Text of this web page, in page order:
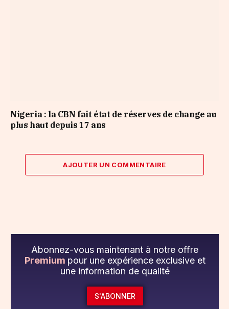
Nigeria : la CBN fait état de réserves de change au
plus haut depuis 17 ans
AJOUTER UN COMMENTAIRE
Abonnez-vous maintenant à notre offre
Premium pour une expérience exclusive et
une information de qualité
S'ABONNER